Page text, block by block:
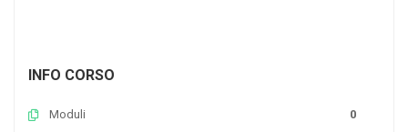
INFO CORSO
Moduli 0